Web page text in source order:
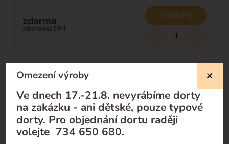
zdarma
zdarma
KOUPIT
Nevíte si rady?
Pomůžeme Vám
Volejte
Omezení výroby
Ve dnech 17.-21.8. nevyrábíme dorty
na zakázku - ani dětské, pouze typové
dorty. Pro objednání dortu raději
volejte 734 650 680.